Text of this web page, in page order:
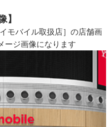
】
モバイル取扱店］の店舗画
ージ画像になります